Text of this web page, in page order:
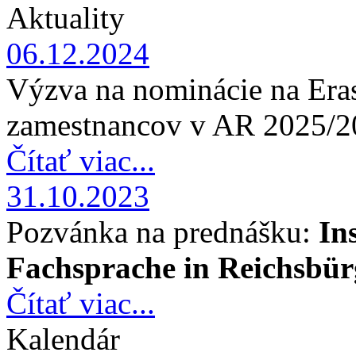
Aktuality
06.12.2024
Výzva na nominácie na
zamestnancov v AR 2025/
Čítať viac...
31.10.2023
Pozvánka na prednášku:
Fachsprache in
Čítať viac...
Kalendár